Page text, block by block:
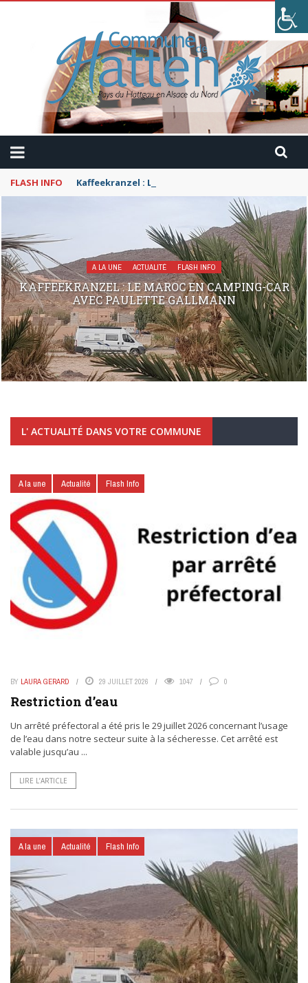
FLASH INFO Kaffeekranzel : Le Maroc en camping-car avec
A LA UNE ACTUALITÉ FLASH INFO
KAFFEEKRANZEL : LE MAROC EN CAMPING-CAR
AVEC PAULETTE GALLMANN
L' ACTUALITÉ DANS VOTRE COMMUNE
A la une Actualité Flash Info
BY LAURA GERARD 29 JUILLET 2026 1047 0
Restriction d’eau
Un arrêté préfectoral a été pris le 29 juillet 2026 concernant l’usage
de l’eau dans notre secteur suite à la sécheresse. Cet arrêté est
valable jusqu’au ...
LIRE L’ARTICLE
A la une Actualité Flash Info